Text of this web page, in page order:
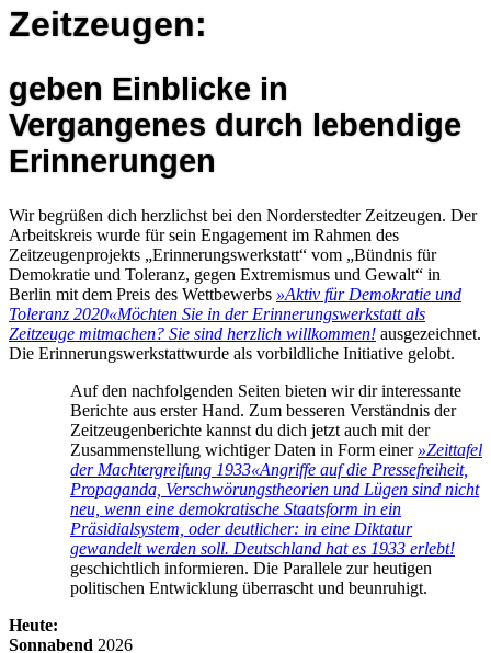
Zeitzeugen:
geben Einblicke in
Vergangenes durch lebendige
Erinnerungen
Wir begrüßen dich herzlichst bei den Norderstedter Zeitzeugen. Der
Arbeitskreis wurde für sein Engagement im Rahmen des
Zeitzeugenprojekts „Erinnerungswerkstatt“ vom „Bündnis für
Demokratie und Toleranz, gegen Extremismus und Gewalt“ in
Berlin mit dem Preis des Wettbewerbs »Aktiv für Demokratie und
Toleranz 2020«Möchten Sie in der Erinnerungswerkstatt als
Zeitzeuge mitmachen? Sie sind herzlich willkommen! ausgezeichnet.
Die Erinnerungswerkstattwurde als vorbildliche Initiative gelobt.
Auf den nachfolgenden Seiten bieten wir dir interessante
Berichte aus erster Hand. Zum besseren Verständnis der
Zeitzeugenberichte kannst du dich jetzt auch mit der
Zusammenstellung wichtiger Daten in Form einer »Zeittafel
der Machtergreifung 1933«Angriffe auf die Pressefreiheit,
Propaganda, Verschwörungstheorien und Lügen sind nicht
neu, wenn eine demokratische Staatsform in ein
Präsidialsystem, oder deutlicher: in eine Diktatur
gewandelt werden soll. Deutschland hat es 1933 erlebt!
geschichtlich informieren. Die Parallele zur heutigen
politischen Entwicklung überrascht und beunruhigt.
Heute:
Sonnabend 2026